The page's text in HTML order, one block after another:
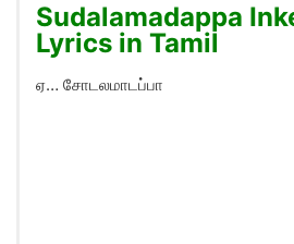
Sudalamadappa
Lyrics in Tamil
ஏ… சோடலமாடப்பா